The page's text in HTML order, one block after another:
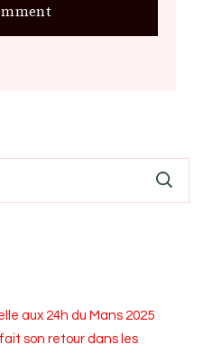
aux 24h du Mans 2025
son retour dans les